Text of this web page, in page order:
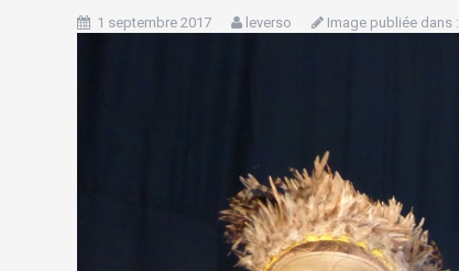
1 septembre 2017 leverso Image publiée dans :